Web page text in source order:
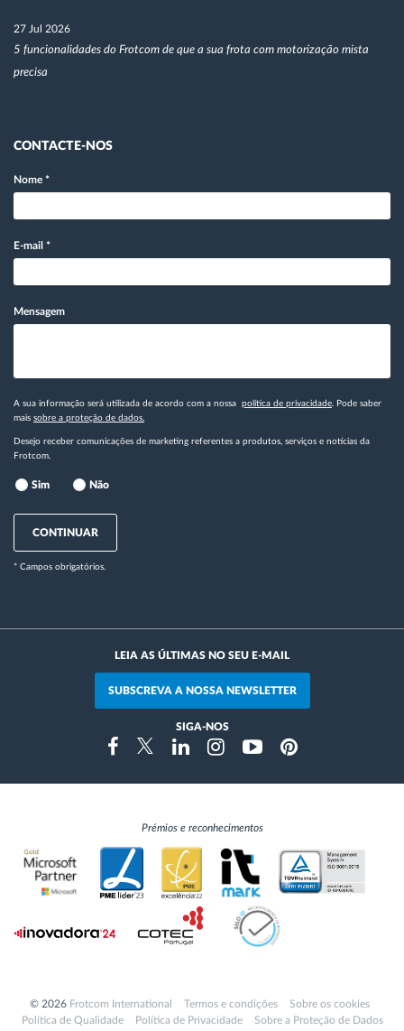
27 Jul 2026
5 funcionalidades do Frotcom de que a sua frota com motorização mista
precisa
CONTACTE-NOS
Nome *
E-mail *
Mensagem
A sua informação será utilizada de acordo com a nossa política de privacidade . Pode saber
mais sobre a proteção de dados.
Desejo receber comunicações de marketing referentes a produtos, serviços e notícias da
Frotcom.
Sim Não
CONTINUAR
* Campos obrigatórios.
LEIA AS ÚLTIMAS NO SEU E-MAIL
SUBSCREVA A NOSSA NEWSLETTER
SIGA-NOS
FacebookTwitterLinkedinInstragramYoutubePinterest
Prémios e reconhecimentos
© 2026 Frotcom International Termos e condições
Sobre os cookies
Política de Qualidade
Política de Privacidade Sobre a Proteção de Dados